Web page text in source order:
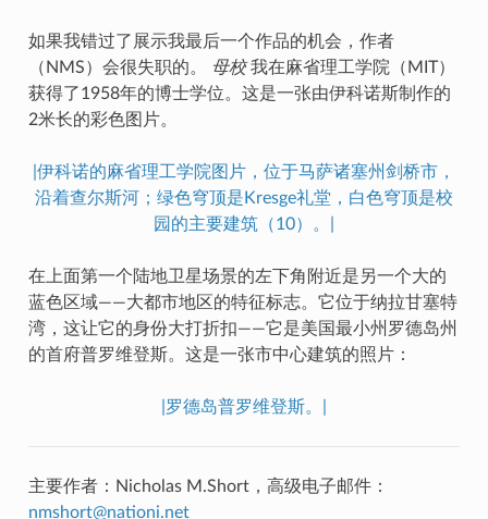
如果我错过了展示我最后一个作品的机会，作者
（NMS）会很失职的。
母校我在麻省理工学院（MIT）
获得了1958年的博士学位。这是一张由伊科诺斯制作的
2米长的彩色图片。
|伊科诺的麻省理工学院图片，位于马萨诸塞州剑桥市，
沿着查尔斯河；绿色穹顶是Kresge礼堂，白色穹顶是校
园的主要建筑（10）。|
在上面第一个陆地卫星场景的左下角附近是另一个大的
蓝色区域——大都市地区的特征标志。它位于纳拉甘塞特
湾，这让它的身份大打折扣——它是美国最小州罗德岛州
的首府普罗维登斯。这是一张市中心建筑的照片：
|罗德岛普罗维登斯。|
主要作者：Nicholas M.Short，高级电子邮件：
nmshort@nationi.net